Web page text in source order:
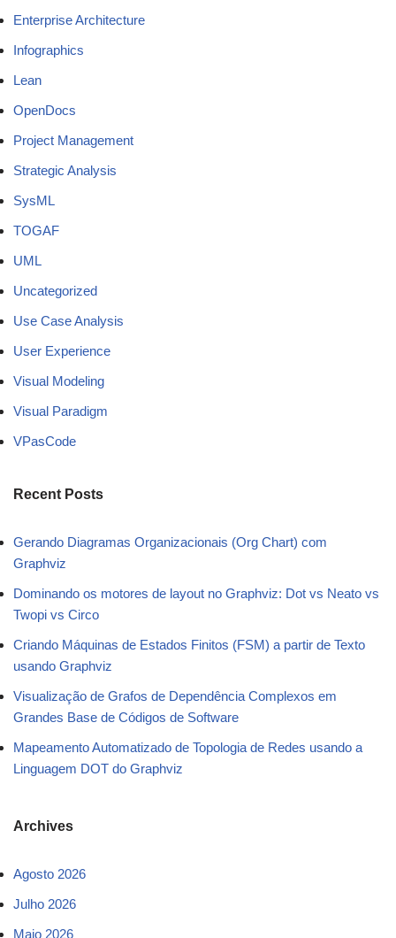
Enterprise Architecture
Infographics
Lean
OpenDocs
Project Management
Strategic Analysis
SysML
TOGAF
UML
Uncategorized
Use Case Analysis
User Experience
Visual Modeling
Visual Paradigm
VPasCode
Recent Posts
Gerando Diagramas Organizacionais (Org Chart) com
Graphviz
Dominando os motores de layout no Graphviz: Dot vs Neato vs
Twopi vs Circo
Criando Máquinas de Estados Finitos (FSM) a partir de Texto
usando Graphviz
Visualização de Grafos de Dependência Complexos em
Grandes Base de Códigos de Software
Mapeamento Automatizado de Topologia de Redes usando a
Linguagem DOT do Graphviz
Archives
Agosto 2026
Julho 2026
Maio 2026